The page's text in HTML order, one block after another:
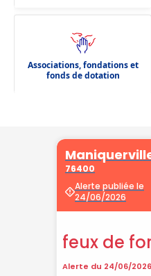
Associations, fondations et
fonds de dotation